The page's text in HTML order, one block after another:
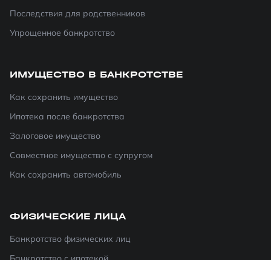
Последствия для родственников
Упрощенное банкротство
ИМУЩЕСТВО В БАНКРОТСТВЕ
Как сохранить имущество
Ипотека после банкротства
Залоговое имущество
Совместное имущество с супругом
Как сохранить автомобиль
ФИЗИЧЕСКИЕ ЛИЦА
Банкротство физических лиц